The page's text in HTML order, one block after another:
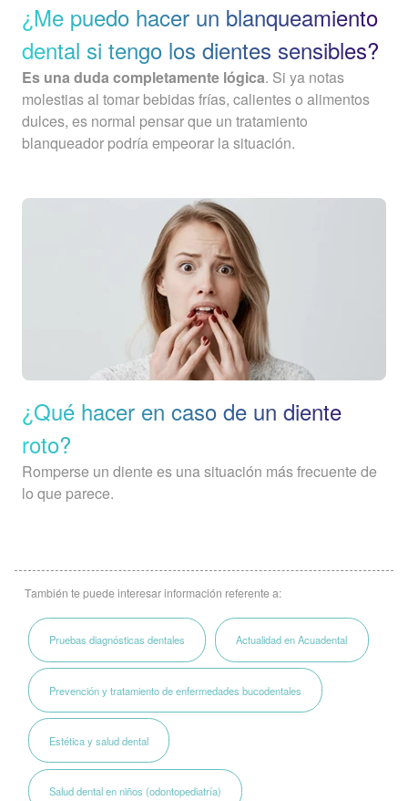
¿Me puedo hacer un blanqueamiento
dental si tengo los dientes sensibles?
Es una duda completamente lógica. Si ya notas
molestias al tomar bebidas frías, calientes o alimentos
dulces, es normal pensar que un tratamiento
blanqueador podría empeorar la situación.
¿Qué hacer en caso de un diente
roto?
Romperse un diente es una situación más frecuente de
lo que parece.
También te puede interesar información referente a:
Pruebas diagnósticas dentales Actualidad en Acuadental
Prevención y tratamiento de enfermedades bucodentales
Estética y salud dental
Salud dental en niños (odontopediatría)